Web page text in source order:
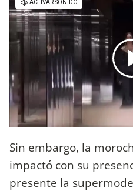
Sin embargo, la
impactó con su
presente la